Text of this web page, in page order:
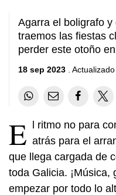
Agarra el boligrafo
traemos las fiestas
perder este otoño
18 sep 2023 .
E l ritmo no para
atrás para el
que llega cargada de
toda Galicia.
empezar por todo lo